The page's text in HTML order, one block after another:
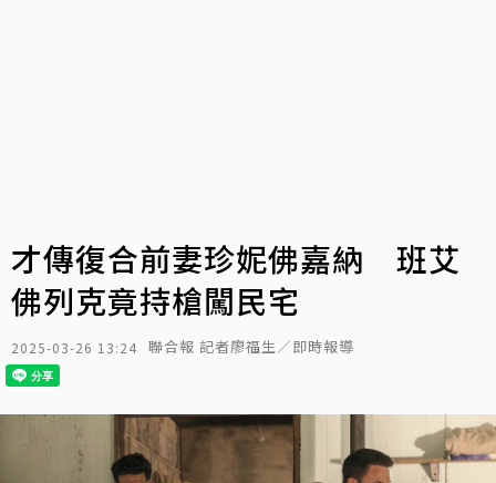
才傳復合前妻珍妮佛嘉納 班艾
佛列克竟持槍闖民宅
2025-03-26 13:24 聯合報 記者廖福生／即時報導